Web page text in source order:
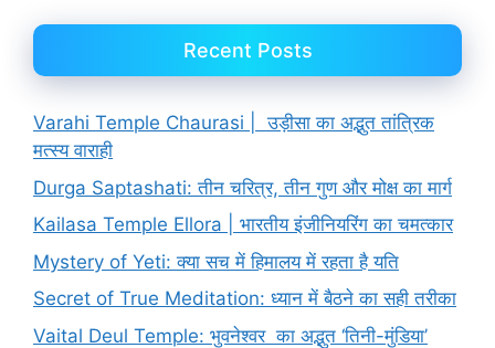
Recent Posts
Varahi Temple Chaurasi | उड़ीसा का अद्भुत तांत्रिक
मत्स्य वाराही
Durga Saptashati: तीन चरित्र, तीन गुण और मोक्ष का मार्ग
Kailasa Temple Ellora | भारतीय इंजीनियरिंग का चमत्कार
Mystery of Yeti: क्या सच में हिमालय में रहता है यति
Secret of True Meditation: ध्यान में बैठने का सही तरीका
Vaital Deul Temple: भुवनेश्वर का अद्भुत ‘तिनी-मुंडिया’